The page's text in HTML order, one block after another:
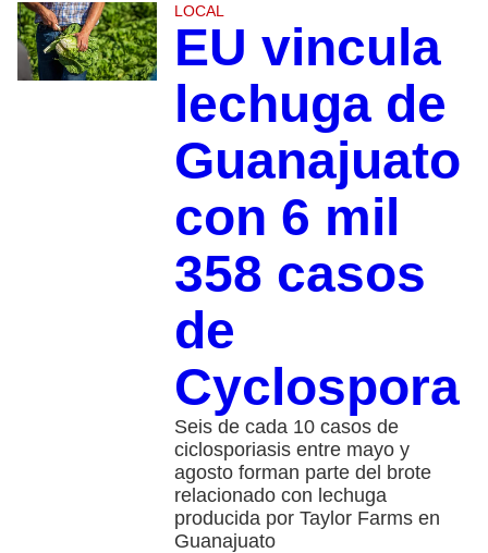
LOCAL
EU vincula
lechuga de
Guanajuato
con 6 mil
358 casos
de
Cyclospora
Seis de cada 10 casos de
ciclosporiasis entre mayo y
agosto forman parte del brote
relacionado con lechuga
producida por Taylor Farms en
Guanajuato